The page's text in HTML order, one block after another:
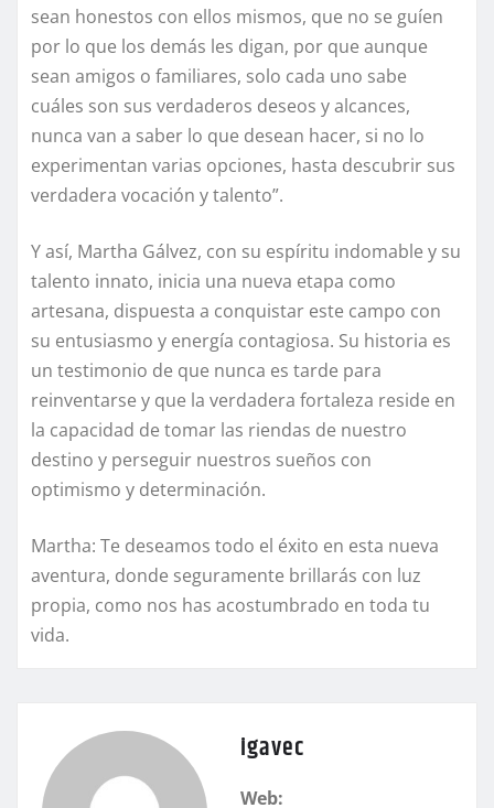
sean honestos con ellos mismos, que no se guíen
por lo que los demás les digan, por que aunque
sean amigos o familiares, solo cada uno sabe
cuáles son sus verdaderos deseos y alcances,
nunca van a saber lo que desean hacer, si no lo
experimentan varias opciones, hasta descubrir sus
verdadera vocación y talento”.
Y así, Martha Gálvez, con su espíritu indomable y su
talento innato, inicia una nueva etapa como
artesana, dispuesta a conquistar este campo con
su entusiasmo y energía contagiosa. Su historia es
un testimonio de que nunca es tarde para
reinventarse y que la verdadera fortaleza reside en
la capacidad de tomar las riendas de nuestro
destino y perseguir nuestros sueños con
optimismo y determinación.
Martha: Te deseamos todo el éxito en esta nueva
aventura, donde seguramente brillarás con luz
propia, como nos has acostumbrado en toda tu
vida.
igavec
Web: